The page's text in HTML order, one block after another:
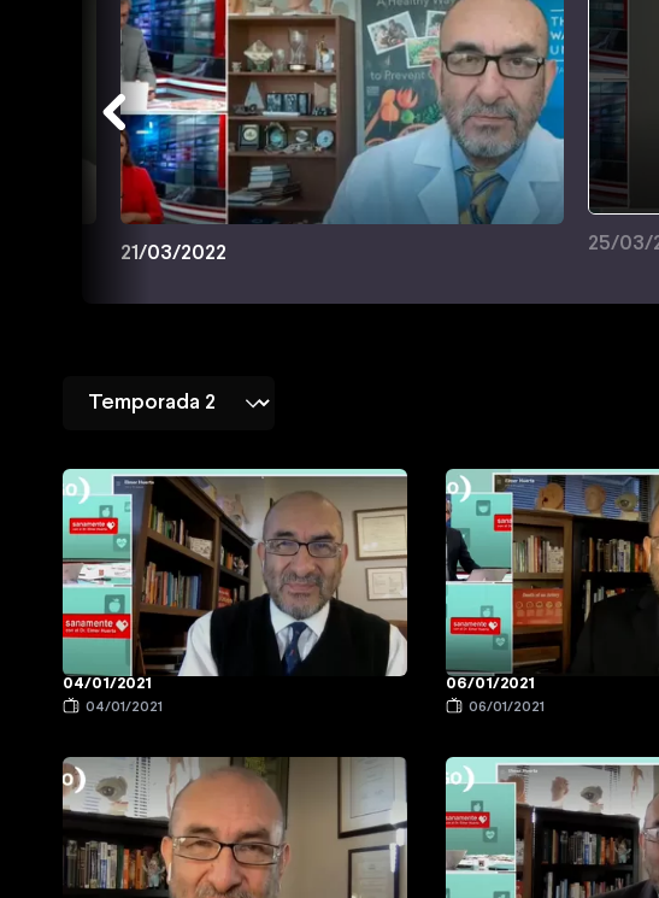
21/03/2022
25/03/
04/01/2021
04/01/2021
06/01/2021
06/01/2021